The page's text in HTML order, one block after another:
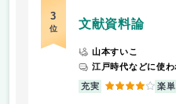
3
位 文献資料論
山本すいこ
充実 4 楽単